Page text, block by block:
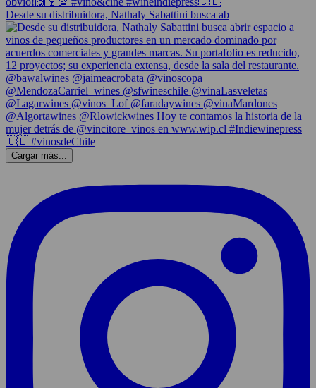
Desde su distribuidora, Nathaly Sabattini busca ab
Cargar más...